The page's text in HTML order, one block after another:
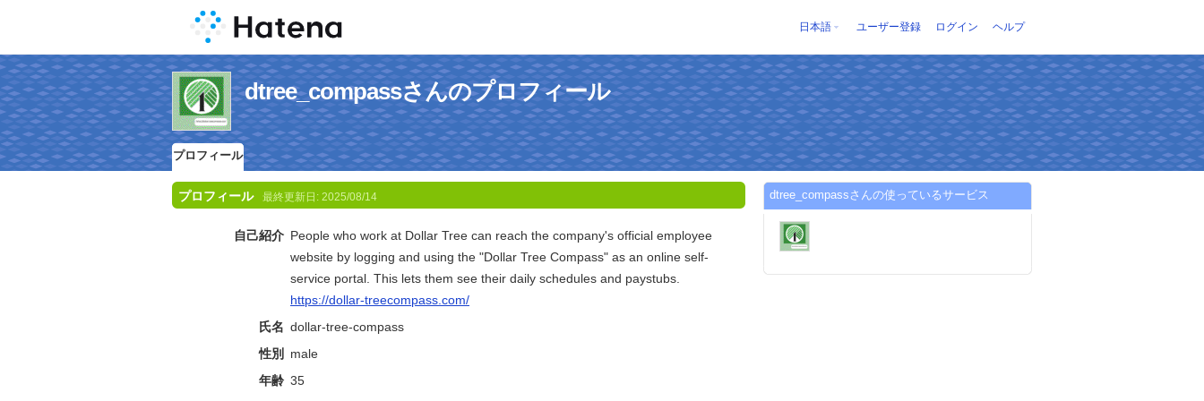
日本語 ユーザー登録 ログイン ヘルプ
dtree_compassさんのプロフィール
プロフィール
プロフィール 最終更新日: 2025/08/14
自己紹介 People who work at Dollar Tree can reach the company's official employee
website by logging and using the "Dollar Tree Compass" as an online self-
service portal. This lets them see their daily schedules and paystubs.
https://dollar-treecompass.com/
氏名 dollar-tree-compass
性別
male
年齢 35
dtree_compassさんの使っているサービス